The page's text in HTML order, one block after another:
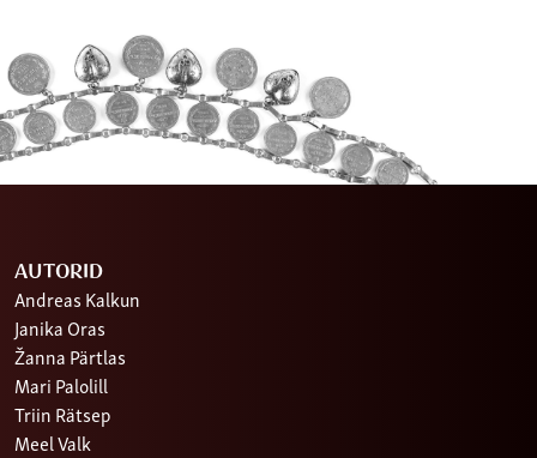
AUTORID
Andreas Kalkun
Janika Oras
Žanna Pärtlas
Mari Palolill
Triin Rätsep
Meel Valk